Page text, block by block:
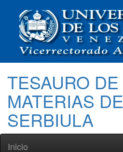
TESAURO DE
MATERIAS DE
SERBIULA
Inicio